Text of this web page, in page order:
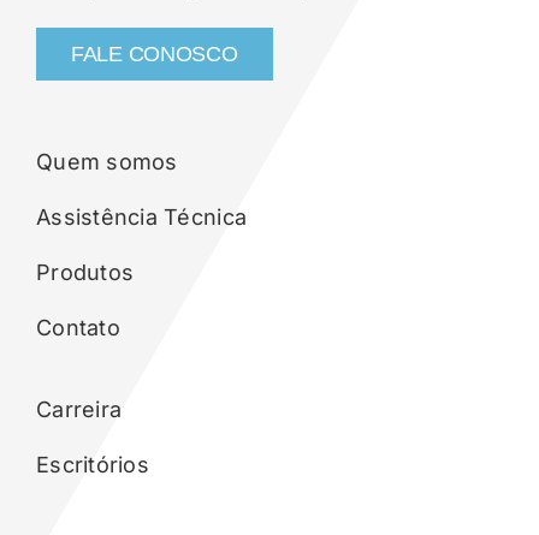
FALE CONOSCO
Quem somos
Assistência Técnica
Produtos
Contato
Carreira
Escritórios